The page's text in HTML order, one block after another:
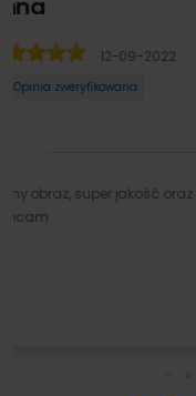
12-
Opinia zweryfikowana
Zamówienie